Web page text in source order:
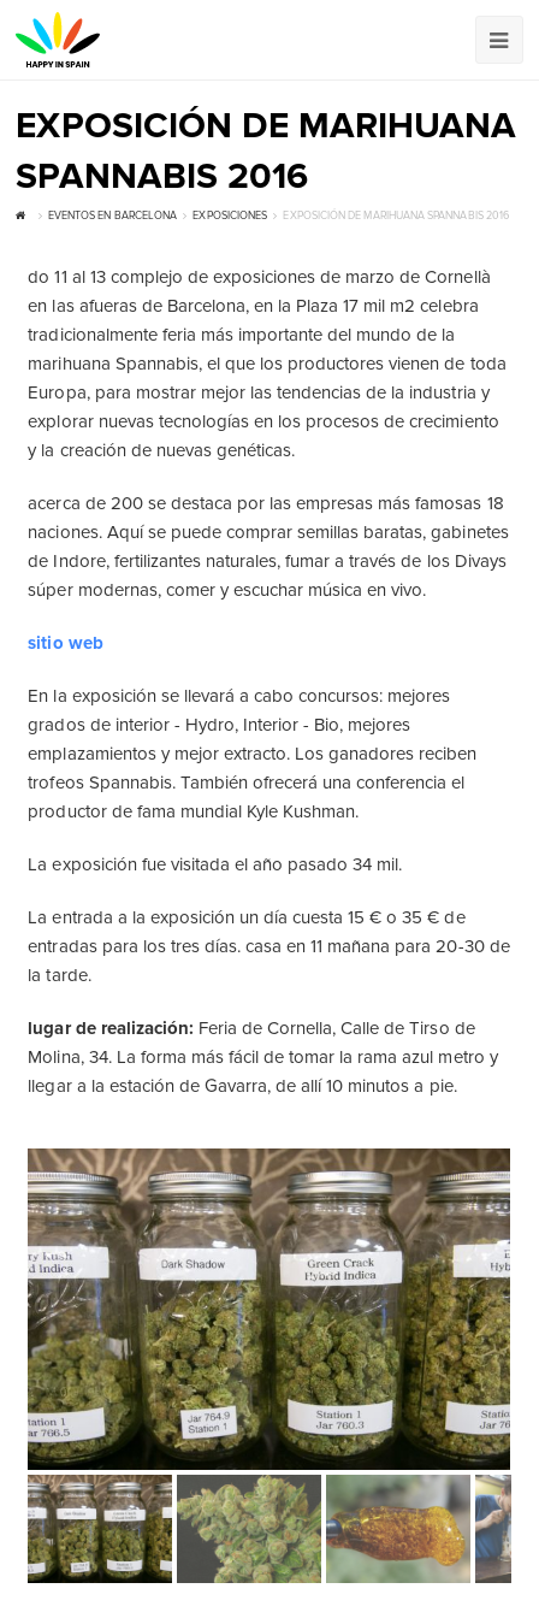
EXPOSICIÓN DE MARIHUANA
SPANNABIS 2016
EVENTOS EN BARCELONA EXPOSICIONES EXPOSICIÓN DE MARIHUANA SPANNABIS 2016
do 11 al 13 complejo de exposiciones de marzo de Cornellà
en las afueras de Barcelona, ​​en la Plaza 17 mil m2 celebra
tradicionalmente feria más importante del mundo de la
marihuana Spannabis, el que los productores vienen de toda
Europa, para mostrar mejor las tendencias de la industria y
explorar nuevas tecnologías en los procesos de crecimiento
y la creación de nuevas genéticas.
acerca de 200 se destaca por las empresas más famosas 18
naciones. Aquí se puede comprar semillas baratas, gabinetes
de Indore, fertilizantes naturales, fumar a través de los Divays
súper modernas, comer y escuchar música en vivo.
sitio web
En la exposición se llevará a cabo concursos: mejores
grados de interior - Hydro, Interior - Bio, mejores
emplazamientos y mejor extracto. Los ganadores reciben
trofeos Spannabis. También ofrecerá una conferencia el
productor de fama mundial Kyle Kushman.
La exposición fue visitada el año pasado 34 mil.
La entrada a la exposición un día cuesta 15 € o 35 € de
entradas para los tres días. casa en 11 mañana para 20-30 de
la tarde.
lugar de realización: Feria de Cornella, Calle de Tirso de
Molina, 34. La forma más fácil de tomar la rama azul metro y
llegar a la estación de Gavarra, de allí 10 minutos a pie.